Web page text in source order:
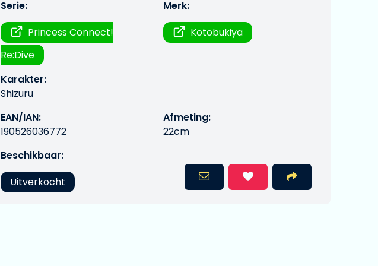
Serie:
Princess Connect!
Re:Dive
Merk:
Kotobukiya
Karakter:
Shizuru
EAN/IAN:
190526036772
Afmeting:
22cm
Beschikbaar:
Uitverkocht